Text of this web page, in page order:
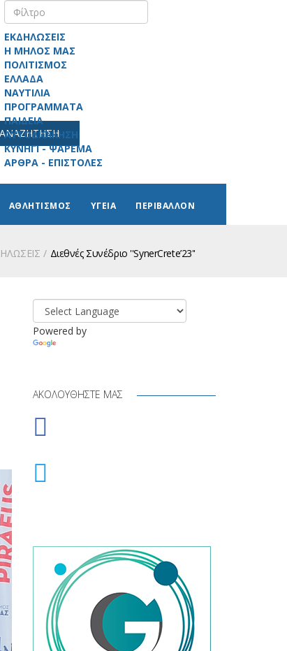
ΑΝΑΖΗΤΗΣΗ
ΕΚΔΗΛΩΣΕΙΣ
Η ΜΗΛΟΣ ΜΑΣ
ΠΟΛΙΤΙΣΜΟΣ
ΕΛΛΑΔΑ
ΝΑΥΤΙΛΙΑ
ΠΡΟΓΡΑΜΜΑΤΑ
ΠΑΙΔΕΙΑ
ΑΥΤΟΔΙΟΙΚΗΣΗ
ΚΥΝΗΓΙ - ΨΑΡΕΜΑ
ΑΡΘΡΑ - ΕΠΙΣΤΟΛΕΣ
ΑΘΛΗΤΙΣΜΟΣ ΥΓΕΙΑ ΠΕΡΙΒΑΛΛΟΝ
Διεθνές Συνέδριο ''SynerCrete’23''
Powered by
ΑΚΟΛΟΥΘΉΣΤΕ ΜΑΣ